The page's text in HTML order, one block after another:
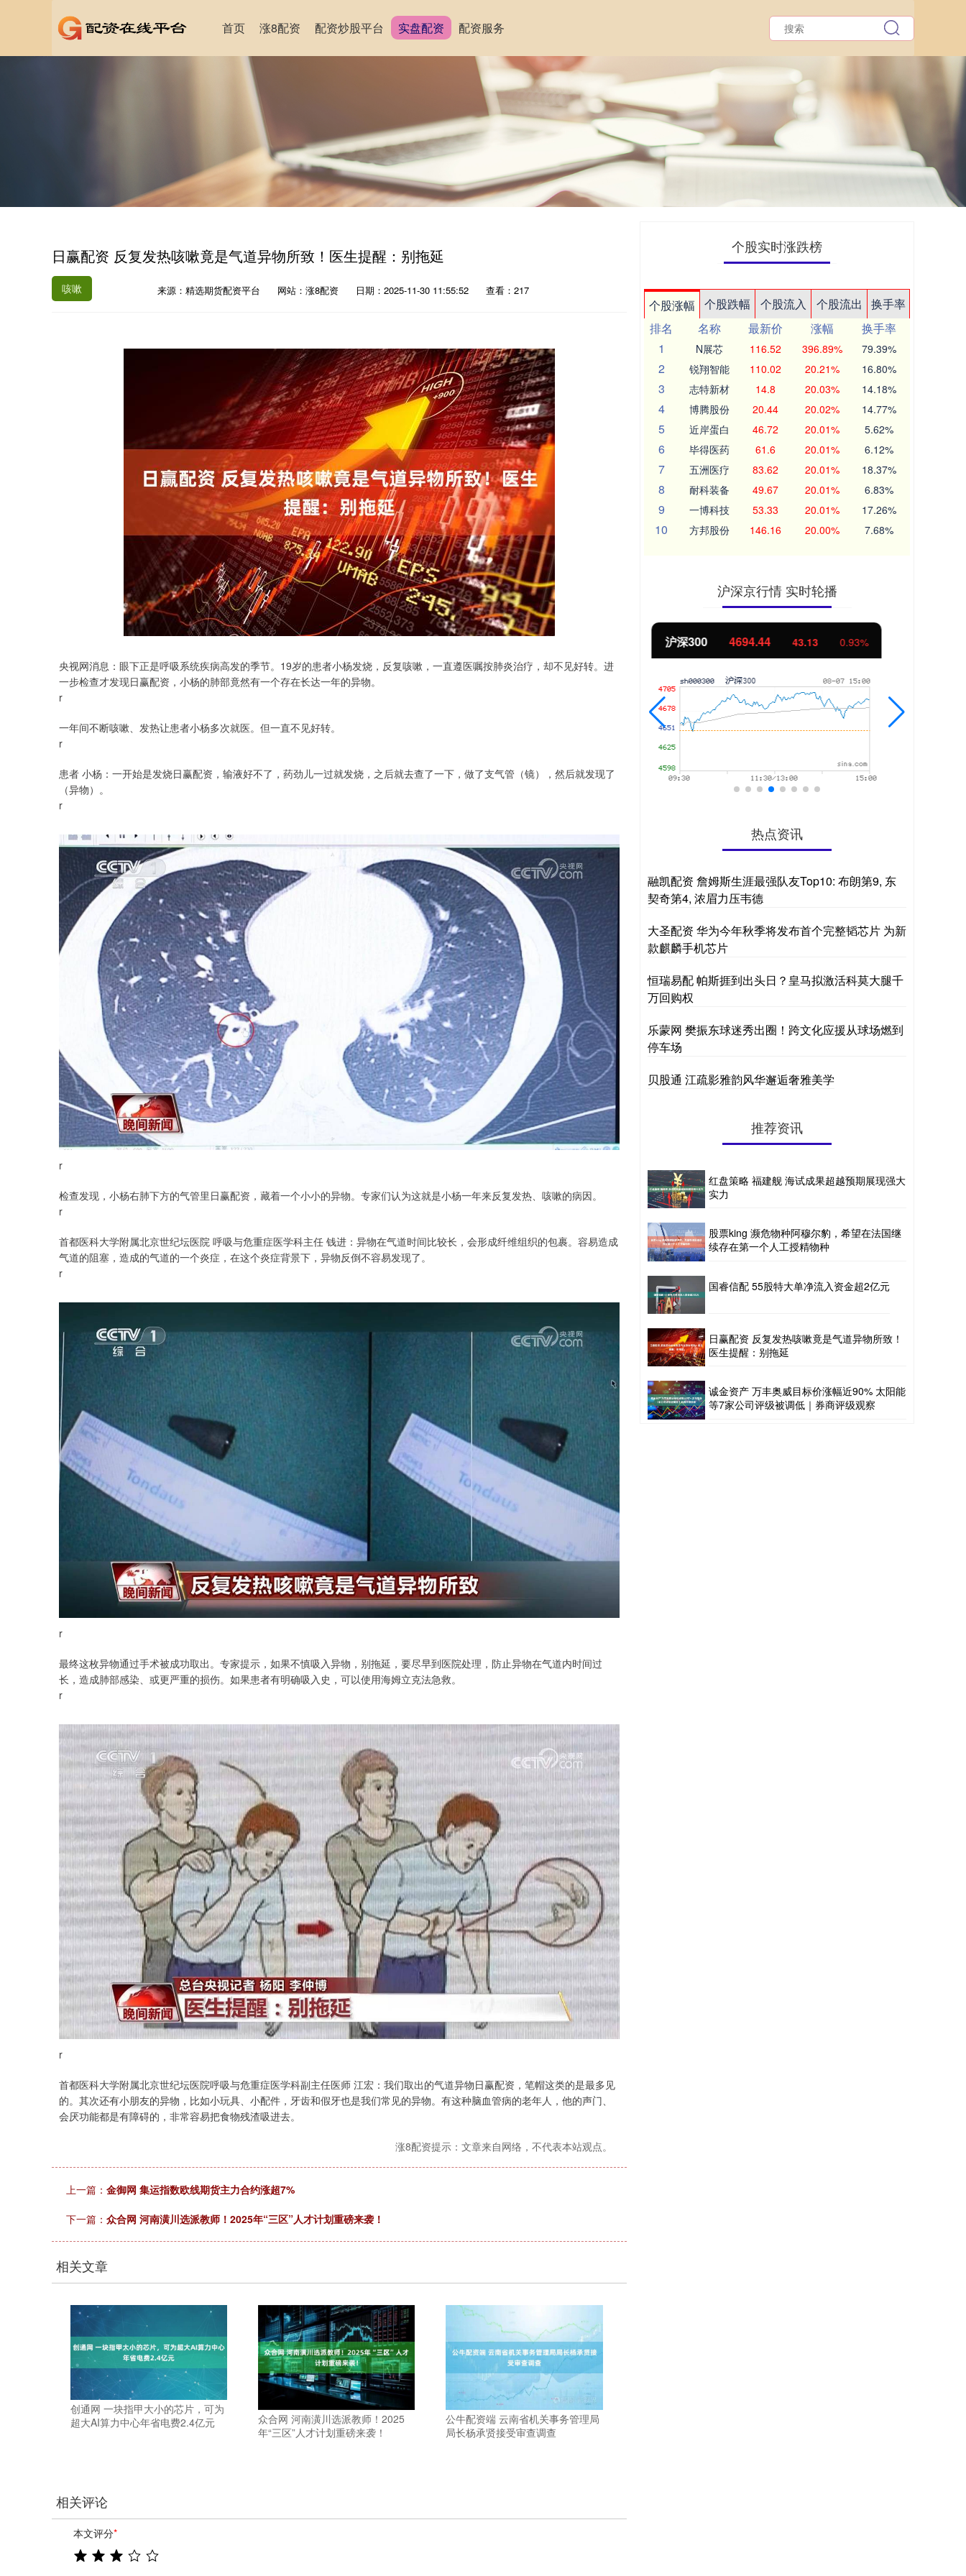
首页 涨8配资 配资炒股平台 实盘配资 配资服务
日赢配资 反复发热咳嗽竟是气道异物所致！医生提醒：别拖延
咳嗽 来源：精选期货配资平台 网站：涨8配资 日期：2025-11-30 11:55:52 查看：217
央视网消息：眼下正是呼吸系统疾病高发的季节。19岁的患者小杨发烧，反复咳嗽，一直遵医嘱按肺炎治疗，却不见好转。进
一步检查才发现日赢配资，小杨的肺部竟然有一个存在长达一年的异物。
r
一年间不断咳嗽、发热让患者小杨多次就医。但一直不见好转。
r
患者 小杨：一开始是发烧日赢配资，输液好不了，药劲儿一过就发烧，之后就去查了一下，做了支气管（镜），然后就发现了
（异物）。
r
r
检查发现，小杨右肺下方的气管里日赢配资，藏着一个小小的异物。专家们认为这就是小杨一年来反复发热、咳嗽的病因。
r
首都医科大学附属北京世纪坛医院 呼吸与危重症医学科主任 钱进：异物在气道时间比较长，会形成纤维组织的包裹。容易造成
气道的阻塞，造成的气道的一个炎症，在这个炎症背景下，异物反倒不容易发现了。
r
r
最终这枚异物通过手术被成功取出。专家提示，如果不慎吸入异物，别拖延，要尽早到医院处理，防止异物在气道内时间过
长，造成肺部感染、或更严重的损伤。如果患者有明确吸入史，可以使用海姆立克法急救。
r
r
首都医科大学附属北京世纪坛医院呼吸与危重症医学科副主任医师 江宏：我们取出的气道异物日赢配资，笔帽这类的是最多见
的。其次还有小朋友的异物，比如小玩具、小配件，牙齿和假牙也是我们常见的异物。有这种脑血管病的老年人，他的声门、
会厌功能都是有障碍的，非常容易把食物残渣吸进去。
涨8配资提示：文章来自网络，不代表本站观点。
上一篇： 金御网 集运指数欧线期货主力合约涨超7%
下一篇： 众合网 河南潢川选派教师！2025年“三区”人才计划重磅来袭！
相关文章
创通网 一块指甲大小的芯片，可为
超大AI算力中心年省电费2.4亿元
众合网 河南潢川选派教师！2025
年“三区”人才计划重磅来袭！
公牛配资端 云南省机关事务管理局
局长杨承贤接受审查调查
相关评论
本文评分*
个股实时涨跌榜
个股涨幅 个股跌幅 个股流入 个股流出
换手率
排名
名称 最新价 涨幅
换手率
1
N展芯 116.52 396.89% 79.39%
2 锐翔智能 110.02 20.21% 16.80%
3 志特新材 14.8 20.03% 14.18%
4 博腾股份 20.44 20.02% 14.77%
5 近岸蛋白 46.72 20.01% 5.62%
6 毕得医药 61.6 20.01% 6.12%
7 五洲医疗 83.62 20.01% 18.37%
8 耐科装备 49.67 20.01% 6.83%
9 一博科技 53.33 20.01% 17.26%
10 方邦股份 146.16 20.00% 7.68%
沪深京行情 实时轮播
深证成指 14311.01 沪深300 4694.44 北证50 1134.24 11.37 1.01%
热点资讯
融凯配资 詹姆斯生涯最强队友Top10: 布朗第9, 东
契奇第4, 浓眉力压韦德
大圣配资 华为今年秋季将发布首个完整韬芯片 为新
款麒麟手机芯片
恒瑞易配 帕斯捱到出头日？皇马拟激活科莫大腿千
万回购权
乐蒙网 樊振东球迷秀出圈！跨文化应援从球场燃到
停车场
贝股通 江疏影雅韵风华邂逅奢雅美学
推荐资讯
红盘策略 福建舰 海试成果超越预期展现强大
实力
股票king 濒危物种阿穆尔豹，希望在法国继
续存在第一个人工授精物种
国睿信配 55股特大单净流入资金超2亿元
日赢配资 反复发热咳嗽竟是气道异物所致！
医生提醒：别拖延
诚金资产 万丰奥威目标价涨幅近90% 太阳能
等7家公司评级被调低｜券商评级观察